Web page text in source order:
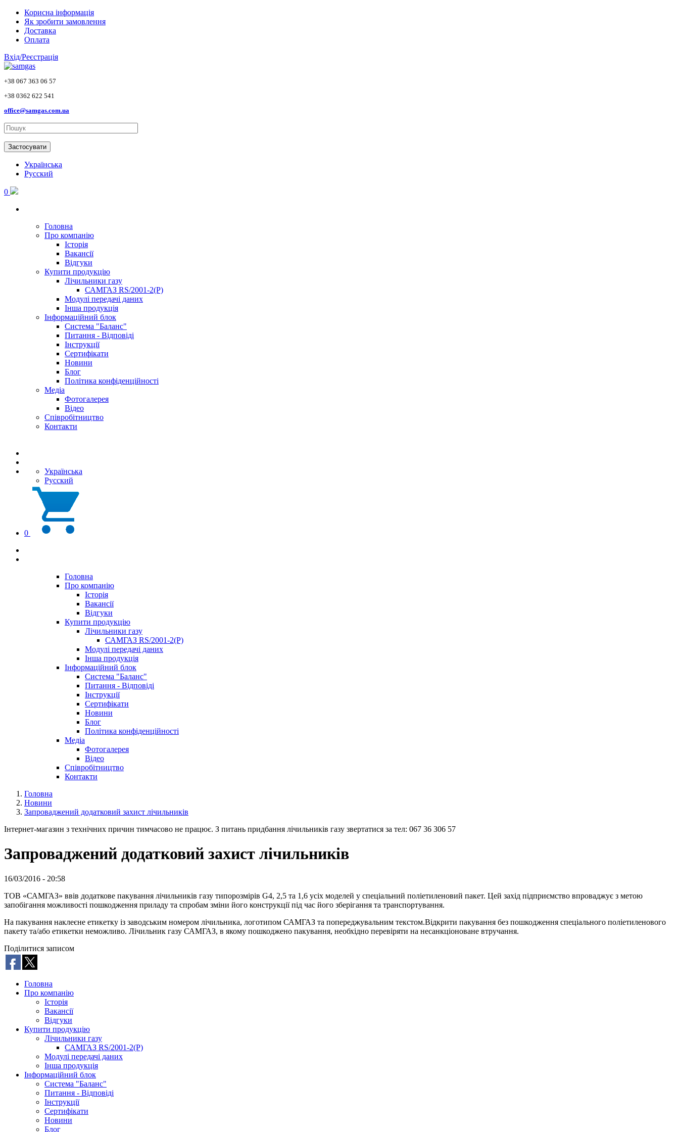
Skip to main content
Корисна інформація
Як зробити замовлення
Доставка
Оплата
Вхід/Реєстрація
+38 067 363 06 57
+38 0362 622 541
office@samgas.com.ua
Застосувати
Українська
Русский
0
Головна
Про компанію
Історія
Вакансії
Відгуки
Купити продукцію
Лічильники газу
САМГАЗ RS/2001-2(Р)
Модулі передачі даних
Інша продукція
Інформаційний блок
Система "Баланс"
Питання - Відповіді
Інструкції
Сертифікати
Новини
Блог
Політика конфіденційності
Медіа
Фотогалерея
Відео
Співробітництво
Контакти
Українська
Русский
0
Головна
Про компанію
Історія
Вакансії
Відгуки
Купити продукцію
Лічильники газу
САМГАЗ RS/2001-2(Р)
Модулі передачі даних
Інша продукція
Інформаційний блок
Система "Баланс"
Питання - Відповіді
Інструкції
Сертифікати
Новини
Блог
Політика конфіденційності
Медіа
Фотогалерея
Відео
Співробітництво
Контакти
Головна
Новини
Запроваджений додатковий захист лічильників
Інтернет-магазин з технічних причин тимчасово не працює. З питань придбання лічильників газу звертатися за тел: 067 36 306 57
Запроваджений додатковий захист лічильників
16/03/2016 - 20:58
ТОВ «САМГАЗ» ввів додаткове пакування лічильників газу типорозмірів G4, 2,5 та 1,6 усіх моделей у спеціальний поліетиленовий пакет. Цей захід підприємство впроваджує з метою
запобігання можливості пошкодження приладу та спробам зміни його конструкції під час його зберігання та транспортування.
На пакування наклеєне етикетку із заводським номером лічильника, логотипом САМГАЗ та попереджувальним текстом.Відкрити пакування без пошкодження спеціального поліетиленового
пакету та/або етикетки неможливо. Лічильник газу САМГАЗ, в якому пошкоджено пакування, необхідно перевіряти на несанкціоноване втручання.
Поділитися записом
Головна
Про компанію
Історія
Вакансії
Відгуки
Купити продукцію
Лічильники газу
САМГАЗ RS/2001-2(Р)
Модулі передачі даних
Інша продукція
Інформаційний блок
Система "Баланс"
Питання - Відповіді
Інструкції
Сертифікати
Новини
Блог